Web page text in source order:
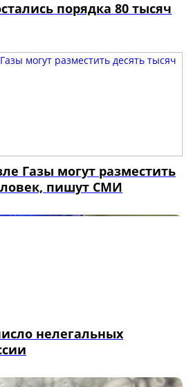
порядка 80 тысяч
Газы могут разместить
пишут СМИ
нелегальных